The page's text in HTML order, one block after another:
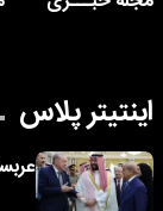
اینتیتر پلاس